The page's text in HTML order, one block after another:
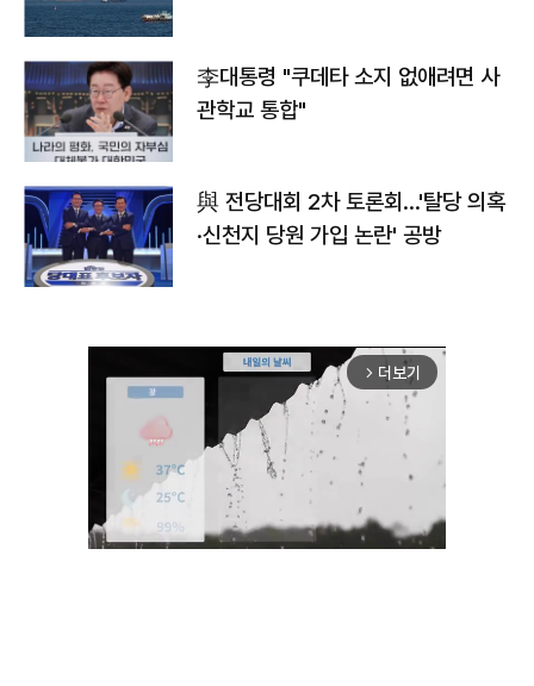
李대통령 "쿠데타 소지 없애려면 사
관학교 통합"
與 전당대회 2차 토론회…'탈당 의혹
·신천지 당원 가입 논란' 공방
arrow_forward_ios 더보기